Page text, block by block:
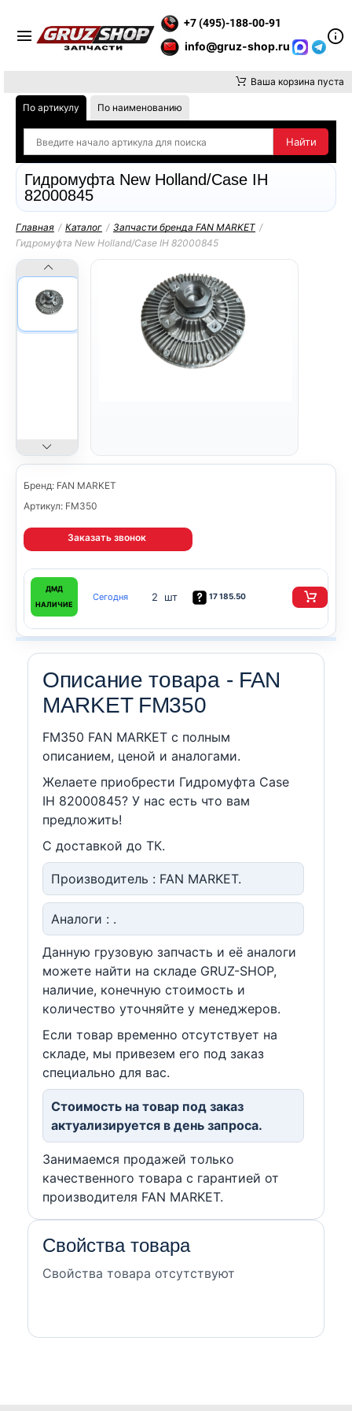
+7 (495)-188-00-91
info@gruz-shop.ru
Ваша корзина пуста
По артикулу По наименованию
Гидромуфта New Holland/Case IH
82000845
Главная / Каталог / Запчасти бренда FAN MARKET /
Гидромуфта New Holland/Case IH 82000845
Бренд: FAN MARKET
Артикул: FM350
Заказать звонок
ДМД
НАЛИЧИЕ
Сегодня 2 шт 17 185.50
Описание товара - FAN
MARKET FM350
FM350 FAN MARKET c полным
описанием, ценой и аналогами.
Желаете приобрести Гидромуфта Case
IH 82000845? У нас есть что вам
предложить!
С доставкой до ТК.
Производитель : FAN MARKET.
Аналоги : .
Данную грузовую запчасть и её аналоги
можете найти на складе GRUZ-SHOP,
наличие, конечную стоимость и
количество уточняйте у менеджеров.
Если товар временно отсутствует на
складе, мы привезем его под заказ
специально для вас.
Стоимость на товар под заказ
актуализируется в день запроса.
Занимаемся продажей только
качественного товара с гарантией от
производителя FAN MARKET.
Свойства товара
Свойства товара отсутствуют